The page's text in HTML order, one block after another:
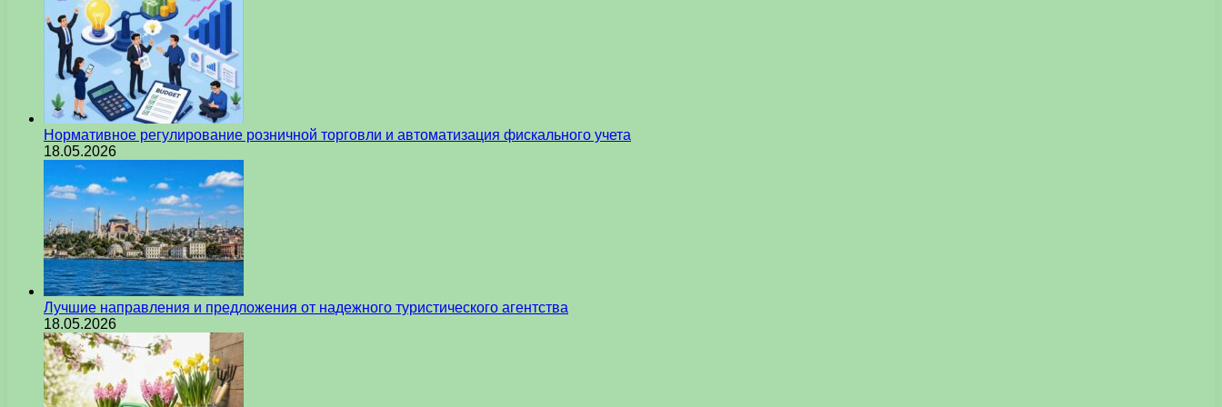
Нормативное регулирование розничной торговли и автоматизация фискального учета
18.05.2026
Лучшие направления и предложения от надежного туристического агентства
18.05.2026